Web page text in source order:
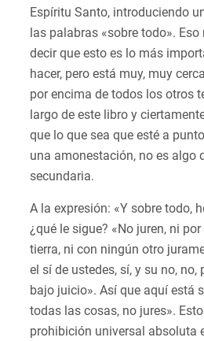
Espíritu Santo, introduciendo
las palabras «sobre todo».
decir que esto es lo más
hacer, pero está muy, muy
por encima de todos los otros
largo de este libro y
que lo que sea que esté a
una amonestación, no es algo
secundaria.
A la expresión: «Y sobre todo,
¿qué le sigue? «No juren, ni
tierra, ni con ningún otro
el sí de ustedes, sí, y su no, no,
bajo juicio». Así que aquí está
todas las cosas, no jures».
prohibición universal absoluta